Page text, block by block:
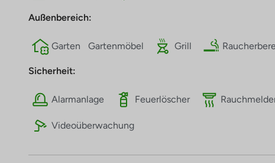
Außenbereich:
Garten Gartenmöbel Grill
Sicherheit:
Alarmanlage Feuerlöscher
Videoüberwachung